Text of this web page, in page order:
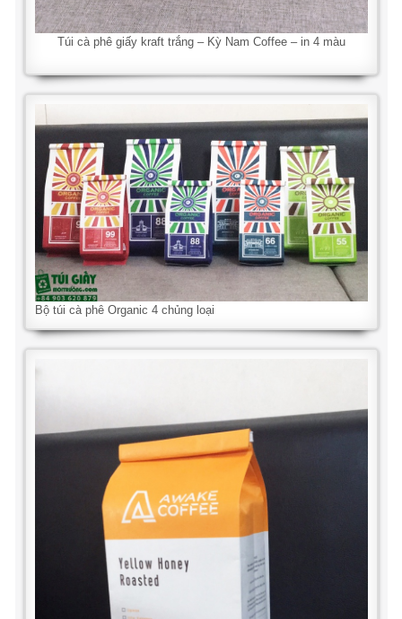
Túi cà phê giấy kraft trắng – Kỳ Nam Coffee – in 4 màu
Bộ túi cà phê Organic 4 chủng loại